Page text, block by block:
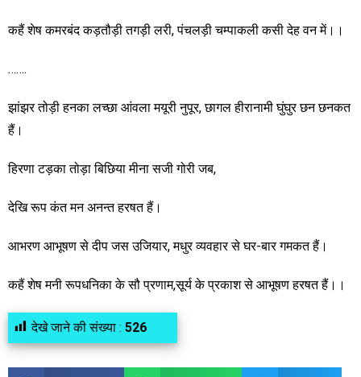
कहैं शेष कमरबंद कड़तौड़ी तगड़ी लरी, पंचलड़ी चम्पाकली कसी देह वन में।।
…….
झांझर तोड़ी हनका लच्छा आंवला मयूरी नुपूर, छागल हीरानामी घुंघुर छन छनकत
हैं।
हिरणा टड़का तोड़ा बिछिया मीना सजी गोरी जब,
देखि रूप कंत मन अनन्त हरषत हैं।
आभरण आभूषण से दीप जस उजियार, मधुर व्यवहार से घर-बार गमकत हैं।
कहैं शेष मनी रूपधनिका के सौ प्रणाम,सूर्य के प्रकाश से आभूषण हरषत हैं।।
देखे जाने की संख्या : 526